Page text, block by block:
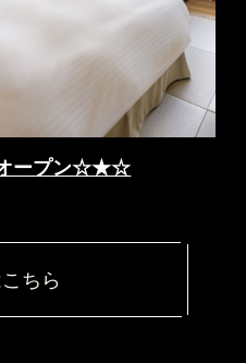
りサービスのご案内
ちら